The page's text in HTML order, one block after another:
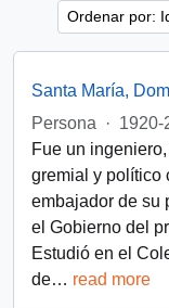
Ordenar por:
Santa María,
Persona
· 1920-
Fue un
gremial y político
embajador de su
el Gobierno del
Estudió en el
de… read more